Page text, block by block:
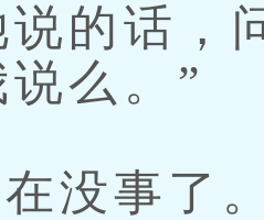
说的话，
么。”
没事了